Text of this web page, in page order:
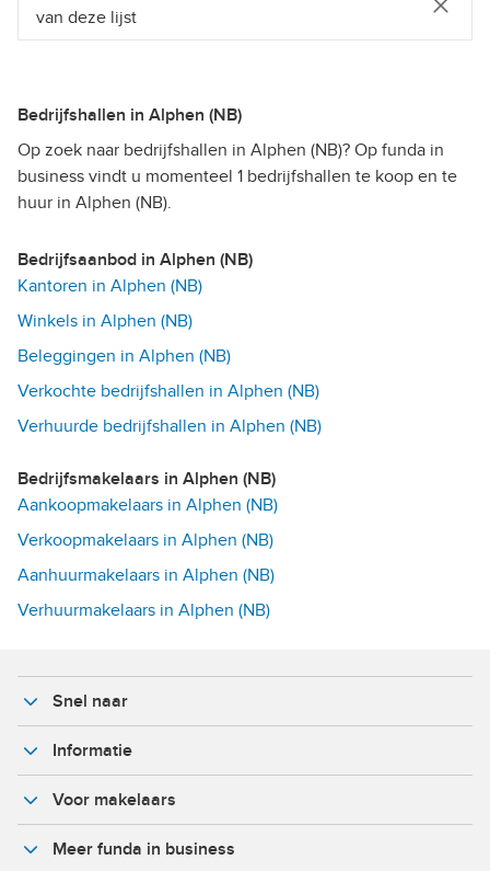
van deze lijst
Bedrijfshallen in Alphen (NB)
Op zoek naar bedrijfshallen in Alphen (NB)? Op funda in
business vindt u momenteel 1 bedrijfshallen te koop en te
huur in Alphen (NB).
Bedrijfsaanbod in Alphen (NB)
Kantoren in Alphen (NB)
Winkels in Alphen (NB)
Beleggingen in Alphen (NB)
Verkochte bedrijfshallen in Alphen (NB)
Verhuurde bedrijfshallen in Alphen (NB)
Bedrijfsmakelaars in Alphen (NB)
Aankoopmakelaars in Alphen (NB)
Verkoopmakelaars in Alphen (NB)
Aanhuurmakelaars in Alphen (NB)
Verhuurmakelaars in Alphen (NB)
Snel naar
Informatie
Voor makelaars
Meer funda in business